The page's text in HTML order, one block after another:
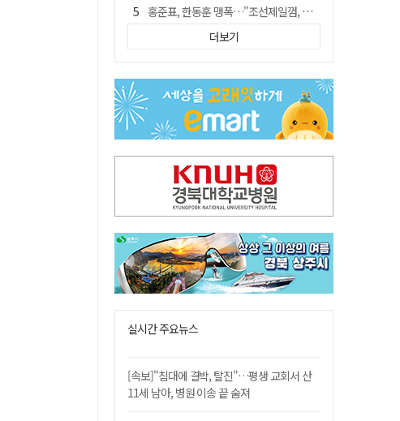
홍준표, 한동훈 맹폭…"조선제일껌, 권력에 살고 권력에 죽었다"
[시사뒷담] MOU의 함정, 협약식이 투자 확정은 아니긴 해
'장윤기 사건' 피해 여고생 돕다가 다친 고교생, 의상자 인정
"경로당 통장에 비밀번호가 적혀 있다"…전국 돌며 경로당 13곳 턴 30대 구속
"내로남불·탁상공론"…황희 '버스 청년주택' 제안에 與 내부서도 쓴소리
더보기
실시간 주요뉴스
[속보]"침대에 결박, 탈진"…평생 교회서 산
11세 남아, 병원 이송 끝 숨져